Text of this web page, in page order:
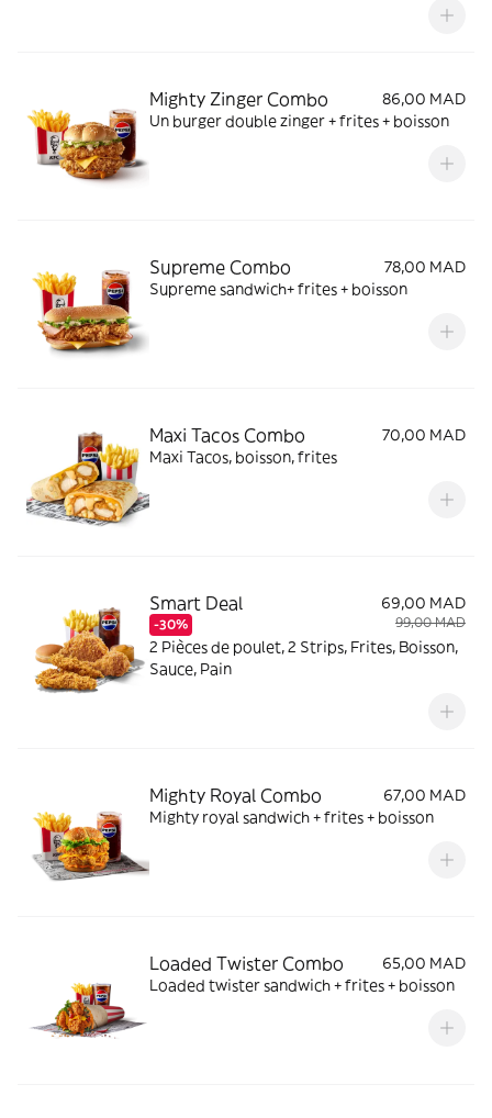
Mighty Zinger Combo
86,00 MAD
Un burger double zinger + frites + boisson
Supreme Combo
78,00 MAD
Supreme sandwich+ frites + boisson
Maxi Tacos Combo
70,00 MAD
Maxi Tacos, boisson, frites
Smart Deal
-30%
69,00 MAD
99,00 MAD
2 Pièces de poulet, 2 Strips, Frites, Boisson,
Sauce, Pain
Mighty Royal Combo
67,00 MAD
Mighty royal sandwich + frites + boisson
Loaded Twister Combo
65,00 MAD
Loaded twister sandwich + frites + boisson